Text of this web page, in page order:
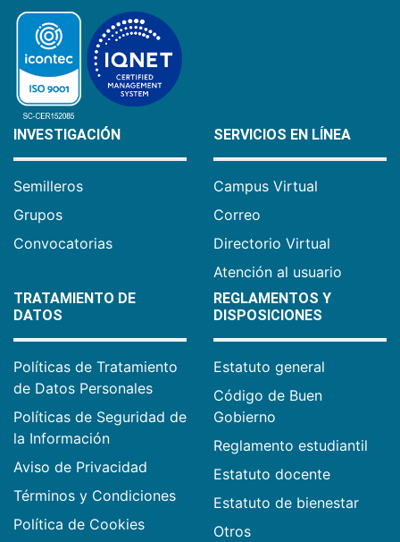
INVESTIGACIÓN
Semilleros
Grupos
Convocatorias
SERVICIOS EN LÍNEA
Campus Virtual
Correo
Directorio Virtual
Atención al usuario
TRATAMIENTO DE
DATOS
Políticas de Tratamiento
de Datos Personales
Políticas de Seguridad de
la Información
Aviso de Privacidad
Términos y Condiciones
Política de Cookies
REGLAMENTOS Y
DISPOSICIONES
Estatuto general
Código de Buen
Gobierno
Reglamento estudiantil
Estatuto docente
Estatuto de bienestar
Otros